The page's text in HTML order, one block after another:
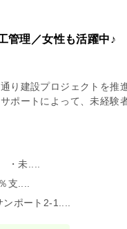
管理／女性も活躍中♪
り建設プロジェクトを推
ポートによって、未経験
・未....
支....
ポート2-1....